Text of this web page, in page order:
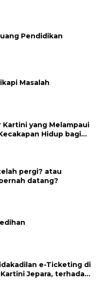
Pendidikan
Masalah
Kartini yang Melampaui
pergi? atau
datang?
e-Ticketing di
Jepara, terhadap